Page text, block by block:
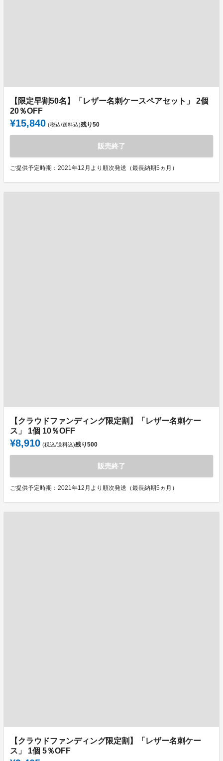
【限定早割50名】「レザー名刺ケースペアセット」 2個
20％OFF
¥15,840 (税込/送料込)残り50
販売終了
ご提供予定時期：2021年12月より順次発送（最長納期5ヵ月）
【クラウドファンディング限定割】「レザー名刺ケー
ス」 1個 10％OFF
¥8,910 (税込/送料込)残り500
販売終了
ご提供予定時期：2021年12月より順次発送（最長納期5ヵ月）
【クラウドファンディング限定割】「レザー名刺ケー
ス」 1個 5％OFF